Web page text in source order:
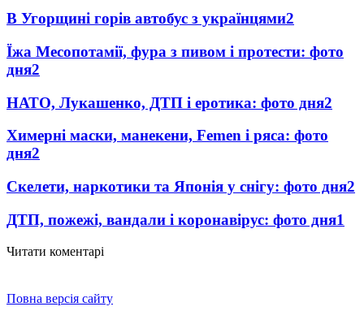
В Угорщині горів автобус з українцями2
Їжа Месопотамії, фура з пивом і протести: фото
дня2
НАТО, Лукашенко, ДТП і еротика: фото дня2
Химерні маски, манекени, Femen і ряса: фото
дня2
Скелети, наркотики та Японія у снігу: фото дня2
ДТП, пожежі, вандали і коронавірус: фото дня1
Читати коментарі
Повна версія сайту